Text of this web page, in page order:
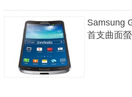
Samsung
首支曲面